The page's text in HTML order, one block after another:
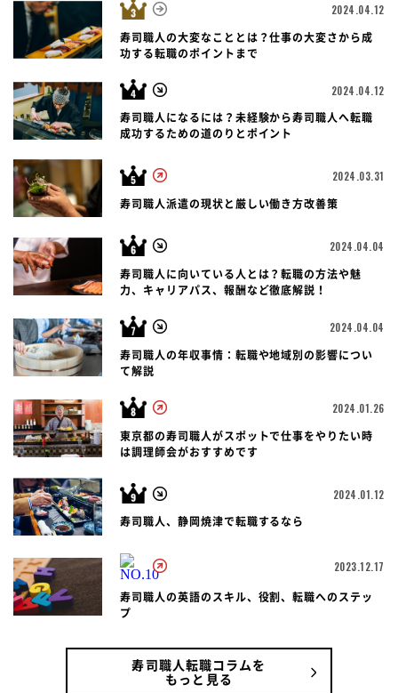
2024.04.12
寿司職人の大変なこととは？仕事の大変さから成
功する転職のポイントまで
2024.04.12
寿司職人になるには？未経験から寿司職人へ転職
成功するための道のりとポイント
2024.03.31
寿司職人派遣の現状と厳しい働き方改善策
2024.04.04
寿司職人に向いている人とは？転職の方法や魅
力、キャリアパス、報酬など徹底解説！
2024.04.04
寿司職人の年収事情：転職や地域別の影響につい
て解説
2024.01.26
東京都の寿司職人がスポットで仕事をやりたい時
は調理師会がおすすめです
2024.01.12
寿司職人、静岡焼津で転職するなら
2023.12.17
寿司職人の英語のスキル、役割、転職へのステッ
プ
寿司職人転職コラムを
もっと見る